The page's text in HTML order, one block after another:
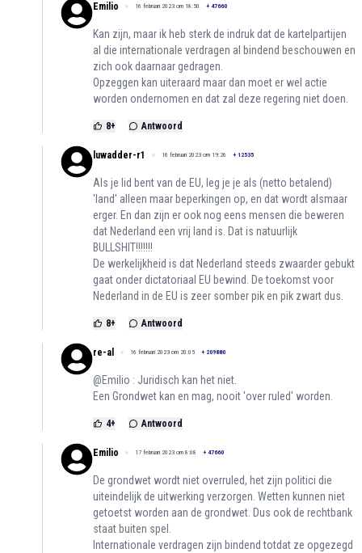
Emilio 16 februari 2023 om 18:50 + 47660
Kan zijn, maar ik heb sterk de indruk dat de kartelpartijen
al die internationale verdragen al bindend beschouwen en
zich ook daarnaar gedragen.
Opzeggen kan uiteraard maar dan moet er wel actie
worden ondernomen en dat zal deze regering niet doen.
8+ Antwoord
luwadder-r1 16 februari 2023 om 19:26 + 12535
Als je lid bent van de EU, leg je je als (netto betalend)
'land' alleen maar beperkingen op, en dat wordt alsmaar
erger. En dan zijn er ook nog eens mensen die beweren
dat Nederland een vrij land is. Dat is natuurlijk
BULLSHIT!!!!!!!
De werkelijkheid is dat Nederland steeds zwaarder gebukt
gaat onder dictatoriaal EU bewind. De toekomst voor
Nederland in de EU is zeer somber pik en pik zwart dus.
8+ Antwoord
re-al 16 februari 2023 om 20:05 + 209880
@Emilio : Juridisch kan het niet.
Een Grondwet kan en mag, nooit 'over ruled' worden.
4+ Antwoord
Emilio 17 februari 2023 om 8:08 + 47660
De grondwet wordt niet overruled, het zijn politici die
uiteindelijk de uitwerking verzorgen. Wetten kunnen niet
getoetst worden aan de grondwet. Dus ook de rechtbank
staat buiten spel.
Internationale verdragen zijn bindend totdat ze opgezegd